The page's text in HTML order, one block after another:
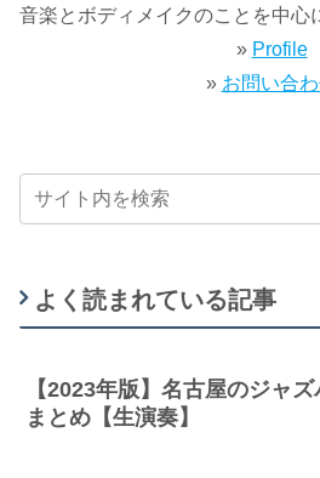
音楽とボディメイクのことを中心
» Profile
» お問い合
よく読まれている記事
【2023年版】名古屋のジャ
まとめ【生演奏】